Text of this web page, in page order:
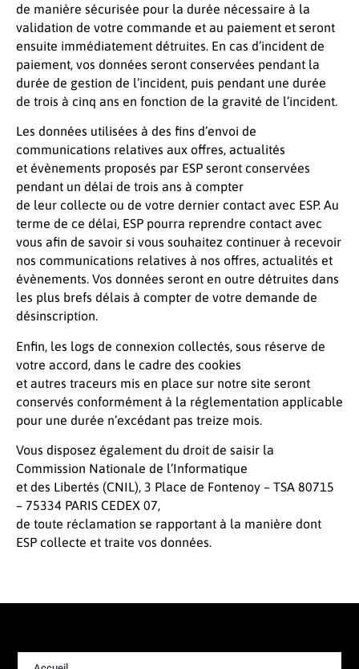
de manière sécurisée pour la durée nécessaire à la
validation de votre commande et au paiement et seront
ensuite immédiatement détruites. En cas d’incident de
paiement, vos données seront conservées pendant la
durée de gestion de l’incident, puis pendant une durée
de trois à cinq ans en fonction de la gravité de l’incident.
Les données utilisées à des fins d’envoi de
communications relatives aux offres, actualités
et évènements proposés par ESP seront conservées
pendant un délai de trois ans à compter
de leur collecte ou de votre dernier contact avec ESP. Au
terme de ce délai, ESP pourra reprendre contact avec
vous afin de savoir si vous souhaitez continuer à recevoir
nos communications relatives à nos offres, actualités et
évènements. Vos données seront en outre détruites dans
les plus brefs délais à compter de votre demande de
désinscription.
Enfin, les logs de connexion collectés, sous réserve de
votre accord, dans le cadre des cookies
et autres traceurs mis en place sur notre site seront
conservés conformément à la réglementation applicable
pour une durée n’excédant pas treize mois.
Vous disposez également du droit de saisir la
Commission Nationale de l’Informatique
et des Libertés (CNIL), 3 Place de Fontenoy – TSA 80715
– 75334 PARIS CEDEX 07,
de toute réclamation se rapportant à la manière dont
ESP collecte et traite vos données.